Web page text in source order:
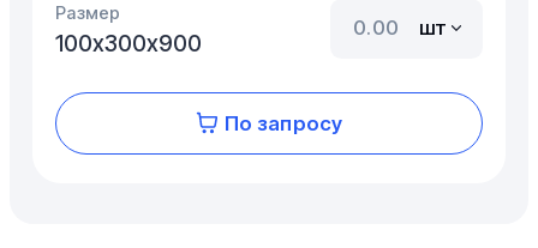
Размер
100х300х900
шт
По запросу